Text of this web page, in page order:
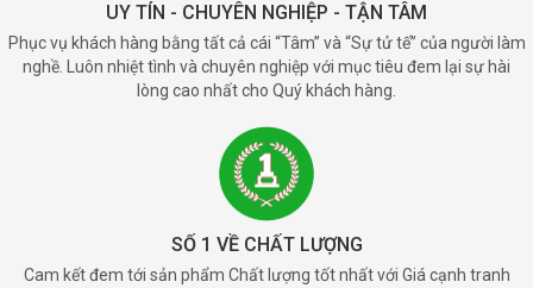
UY TÍN - CHUYÊN NGHIỆP - TẬN TÂM
Phục vụ khách hàng bằng tất cả cái “Tâm” và “Sự tử tế” của người làm
nghề. Luôn nhiệt tình và chuyên nghiệp với mục tiêu đem lại sự hài
lòng cao nhất cho Quý khách hàng.
SỐ 1 VỀ CHẤT LƯỢNG
Cam kết đem tới sản phẩm Chất lượng tốt nhất với Giá cạnh tranh